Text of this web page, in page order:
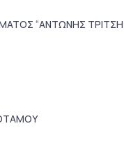
“ΑΝΤΩΝΗΣ